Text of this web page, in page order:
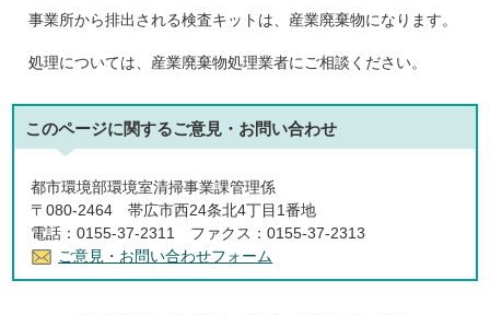
事業所から排出される検査キットは、産業廃棄物になります。
処理については、産業廃棄物処理業者にご相談ください。
このページに関するご意見・お問い合わせ
都市環境部環境室清掃事業課管理係
〒080-2464 帯広市西24条北4丁目1番地
電話：0155-37-2311 ファクス：0155-37-2313
ご意見・お問い合わせフォーム